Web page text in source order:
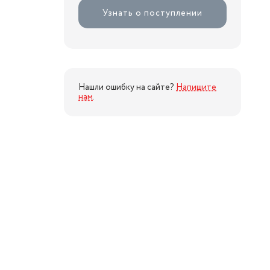
Узнать о поступлении
Нашли ошибку на сайте? Напишите
нам.